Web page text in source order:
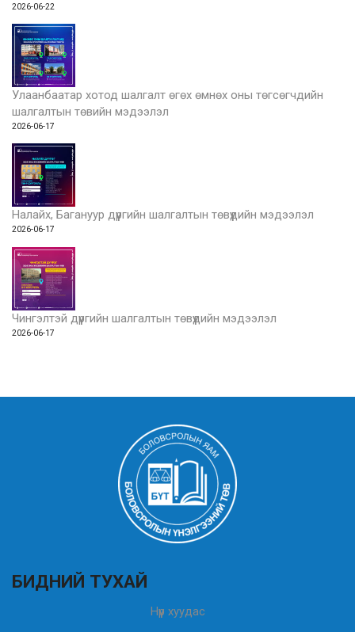
2026-06-22
Улаанбаатар хотод шалгалт өгөх өмнөх оны төгсөгчдийн
шалгалтын төвийн мэдээлэл
2026-06-17
Налайх, Багануур дүүргийн шалгалтын төвүүдийн мэдээлэл
2026-06-17
Чингэлтэй дүүргийн шалгалтын төвүүдийн мэдээлэл
2026-06-17
БИДНИЙ ТУХАЙ
Нүүр хуудас